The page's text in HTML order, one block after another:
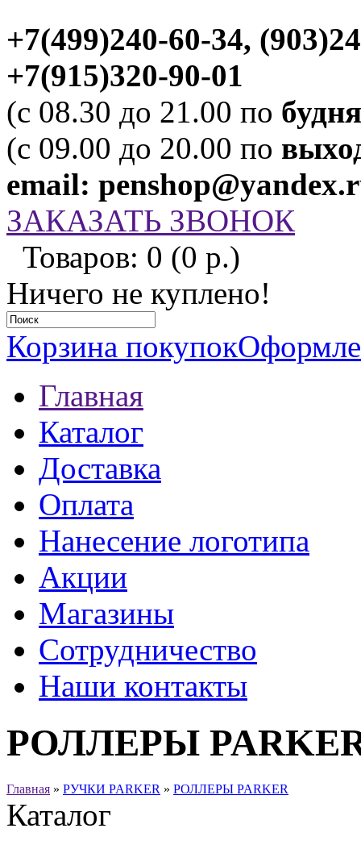
+7(499)240-60-34,
+7(915)320-90-01
(c 08.30 до 21.00 по
(c 09.00 до 20.00 по
email:
ЗАКАЗАТЬ ЗВОНОК
Товаров: 0 (0 р.)
Ничего не куплено!
Корзина покупок
Главная
Каталог
Доставка
Оплата
Нанесение логотипа
Акции
Магазины
Сотрудничество
Наши контакты
РОЛЛЕРЫ
Главная » РУЧКИ PARKER » РОЛЛЕРЫ PARKER
Каталог